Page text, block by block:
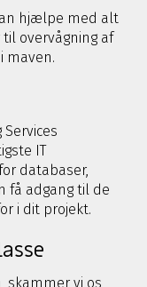
hjælpe med alt
overvågning af
maven.
IT
databaser,
få adgang til de
i dit projekt.
skammer vi os